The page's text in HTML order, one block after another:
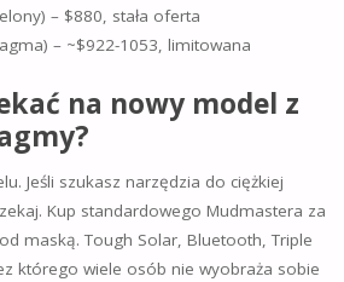
– $880, stała oferta
– ~$922-1053, limitowana
na nowy model z
Jeśli szukasz narzędzia do ciężkiej
Kup standardowego Mudmastera za
maską. Tough Solar, Bluetooth, Triple
którego wiele osób nie wyobraża sobie